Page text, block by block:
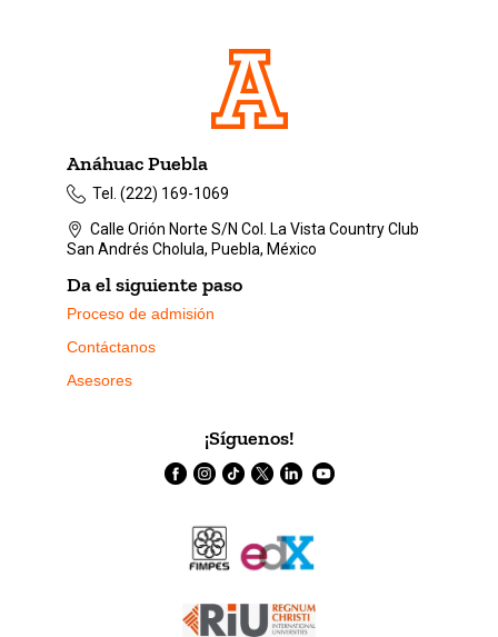
Anáhuac Puebla
Tel. (222) 169-1069
Calle Orión Norte S/N Col. La Vista Country Club
San Andrés Cholula, Puebla, México
Da el siguiente paso
Proceso de admisión
Contáctanos
Asesores
¡Síguenos!